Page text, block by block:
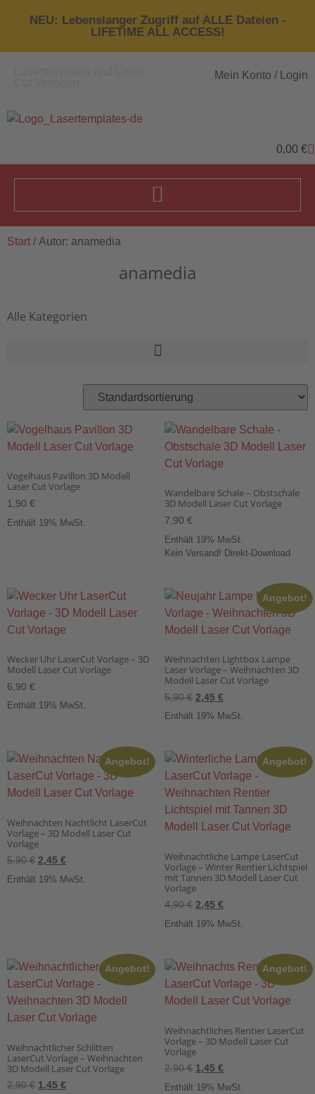
NEU: Lebenslanger Zugriff auf ALLE Dateien -
LIFETIME ALL ACCESS!
Mein Konto / Login
0,00 €
Start / Autor: anamedia
anamedia
Alle Kategorien
Vogelhaus Pavillon 3D Modell
Laser Cut Vorlage
1,90 €
Enthält 19% MwSt.
Wandelbare Schale – Obstschale
3D Modell Laser Cut Vorlage
7,90 €
Enthält 19% MwSt.
Kein Versand! Direkt-Download
Wecker Uhr LaserCut Vorlage – 3D
Modell Laser Cut Vorlage
6,90 €
Enthält 19% MwSt.
Angebot!
Weihnachten Lightbox Lampe
Laser Vorlage – Weihnachten 3D
Modell Laser Cut Vorlage
5,90€ 2,45 €
Enthält 19% MwSt.
Angebot!
Weihnachten Nachtlicht LaserCut
Vorlage – 3D Modell Laser Cut
Vorlage
5,90€ 2,45 €
Enthält 19% MwSt.
Angebot!
Weihnachtliche Lampe LaserCut
Vorlage – Winter Rentier Lichtspiel
mit Tannen 3D Modell Laser Cut
Vorlage
4,90€ 2,45 €
Enthält 19% MwSt.
Angebot!
Weihnachtlicher Schlitten
LaserCut Vorlage – Weihnachten
3D Modell Laser Cut Vorlage
2,90€ 1,45 €
Angebot!
Weihnachtliches Rentier LaserCut
Vorlage – 3D Modell Laser Cut
Vorlage
2,90€ 1,45 €
Enthält 19% MwSt.